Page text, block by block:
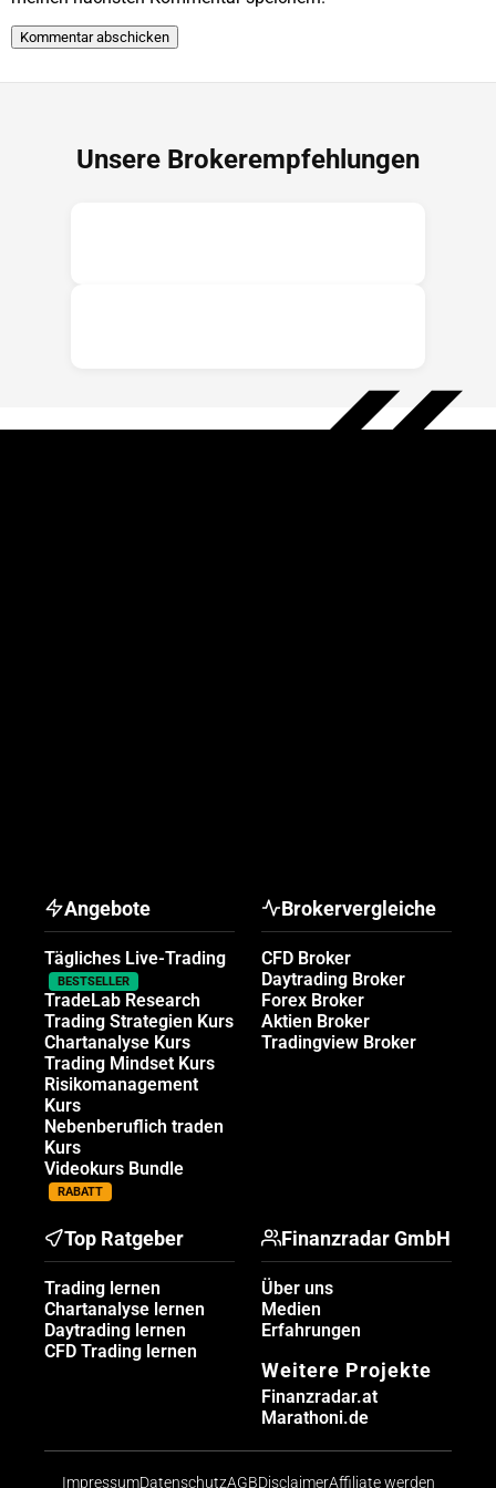
Unsere Brokerempfehlungen
Angebote
Tägliches Live-Trading
BESTSELLER
TradeLab Research
Trading Strategien Kurs
Chartanalyse Kurs
Trading Mindset Kurs
Risikomanagement
Kurs
Nebenberuflich traden
Kurs
Videokurs Bundle
RABATT
Brokervergleiche
CFD Broker
Daytrading Broker
Forex Broker
Aktien Broker
Tradingview Broker
Top Ratgeber
Trading lernen
Chartanalyse lernen
Daytrading lernen
CFD Trading lernen
Finanzradar GmbH
Über uns
Medien
Erfahrungen
Weitere Projekte
Finanzradar.at
Marathoni.de
ImpressumDatenschutzAGBDisclaimerAffiliate werden